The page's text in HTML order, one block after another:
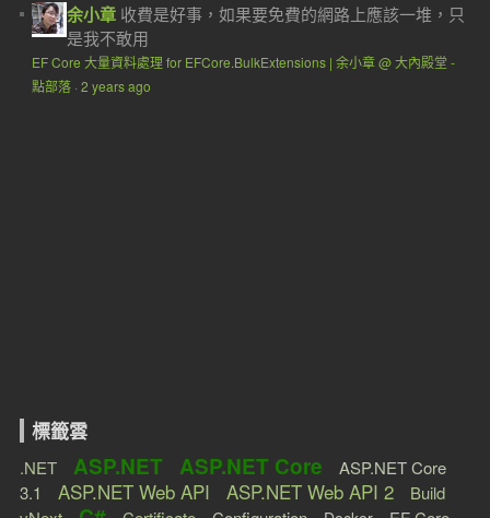
余小章 收費是好事，如果要免費的網路上應該一堆，只
是我不敢用
EF Core 大量資料處理 for EFCore.BulkExtensions | 余小章 @ 大內殿堂 -
點部落· 2 years ago
標籤雲
.NET ASP.NET ASP.NET Core
ASP.NET Core
3.1
ASP.NET Web API ASP.NET Web API 2
Build